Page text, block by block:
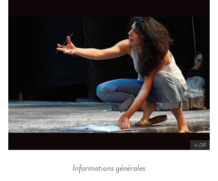
© DR
Informations générales